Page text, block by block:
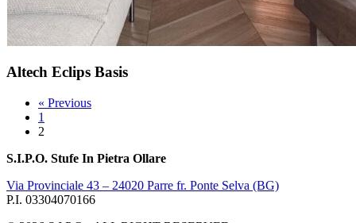
Altech Eclips Basis
« Previous
1
2
S.I.P.O. Stufe In Pietra Ollare
Via Provinciale 43 – 24020 Parre fr. Ponte Selva (BG)
P.I. 03304070166